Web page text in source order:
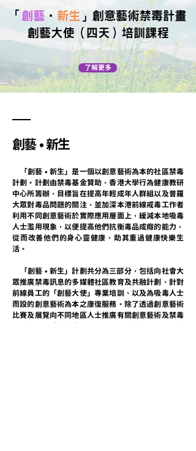
了解更多
創藝•新生
「創藝 • 新生」是一個以創意藝術為本的社區禁毒
計劃 。 計劃由禁毒基金贊助 ，香港大學行為健康教研
中心所籌辦， 目標旨在提高年輕成年人群組以及普羅
大眾對毒品問題的關注，並加深本港前線戒毒工作者
利用不同創意藝術於實際應用層面上 ，緩減本地吸毒
人士濫用現象 ，以便提高他們抗衡毒品成癮的能力 ，
從而改善他們的身心靈健康 ， 助其重過健康快樂生
活 。
「創藝 • 新生」計劃共分為三部分，包括向社會大
眾推廣禁毒訊息的多媒體社區教育及共融計劃 、 針對
前線員工的「創藝大使」專業培訓 、 以及為吸毒人士
而設的創意藝術為本之康復服務 。 除了透過創意藝術
比賽及展覽向不同地區人士推廣有關創意藝術及禁毒
的訊息外
「創藝大使」前線員工專業培訓計劃更會